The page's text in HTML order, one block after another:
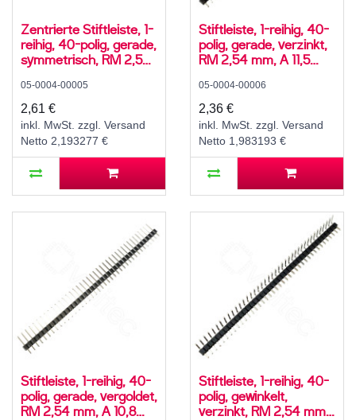
Zentrierte Stiftleiste, 1-
reihig, 40-polig, gerade,
symmetrisch, RM 2,54
mm, C 6,25 mm
05-0004-00005
2,61 €
inkl. MwSt. zzgl. Versand
Netto 2,193277 €
Stiftleiste, 1-reihig, 40-
polig, gerade, verzinkt,
RM 2,54 mm, A 11,5
05-0004-00006
2,36 €
inkl. MwSt. zzgl. Versand
Netto 1,983193 €
Stiftleiste, 1-reihig, 40-
polig, gerade, vergoldet,
RM 2,54 mm, A 10,8
Stiftleiste, 1-reihig, 40-
polig, gewinkelt,
verzinkt, RM 2,54 mm,